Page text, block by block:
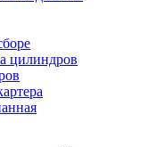
цилиндров